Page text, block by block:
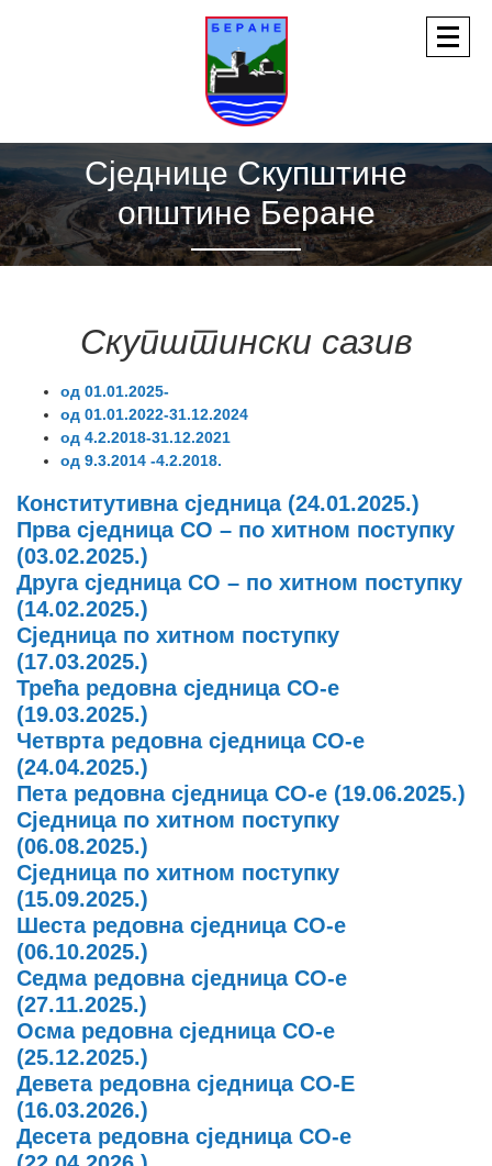
Сједнице Скупштине
општине Беране
Скупштински сазив
од 01.01.2025-
од 01.01.2022-31.12.2024
од 4.2.2018-31.12.2021
од 9.3.2014 -4.2.2018.
Конститутивна сједница (24.01.2025.)
Прва сједница СО – по хитном поступку
(03.02.2025.)
Друга сједница СО – по хитном поступку
(14.02.2025.)
Сједница по хитном поступку
(17.03.2025.)
Трећа редовна сједница СО-е
(19.03.2025.)
Четврта редовна сједница СО-е
(24.04.2025.)
Пета редовна сједница СО-е (19.06.2025.)
Сједница по хитном поступку
(06.08.2025.)
Сједница по хитном поступку
(15.09.2025.)
Шеста редовна сједница СО-е
(06.10.2025.)
Седма редовна сједница СО-е
(27.11.2025.)
Осма редовна сједница СО-е
(25.12.2025.)
Девета редовна сједница СО-Е
(16.03.2026.)
Десета редовна сједница СО-е